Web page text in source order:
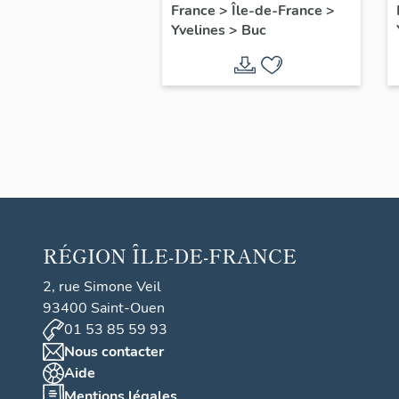
filles, actuellement
annexe de la mairie
France > Île-de-France >
Yvelines> Buc
RÉGION ÎLE-DE-FRANCE
2, rue Simone Veil
93400 Saint-Ouen
01 53 85 59 93
Nous contacter
Aide